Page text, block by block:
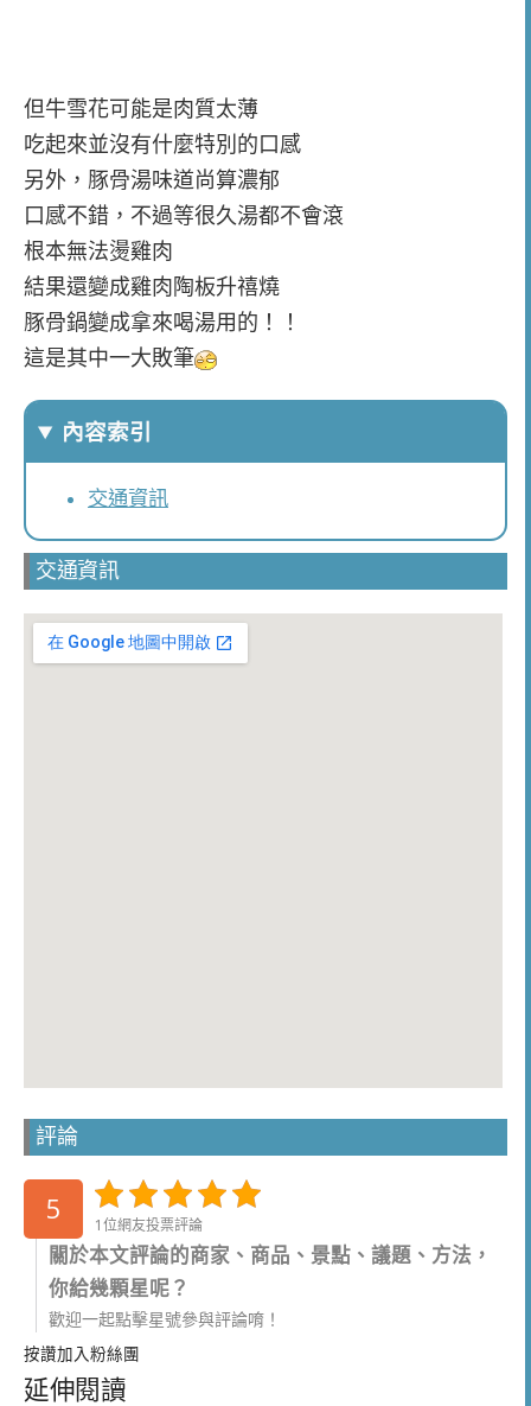
但牛雪花可能是肉質太薄
吃起來並沒有什麼特別的口感
另外，豚骨湯味道尚算濃郁
口感不錯，不過等很久湯都不會滾
根本無法燙雞肉
結果還變成雞肉陶板升禧燒
豚骨鍋變成拿來喝湯用的！！
這是其中一大敗筆
內容索引
交通資訊
交通資訊
評論
5 1位網友投票評論
關於本文評論的商家、商品、景點、議題、方法，
你給幾顆星呢？
歡迎一起點擊星號參與評論唷！
按讚加入粉絲團
延伸閱讀